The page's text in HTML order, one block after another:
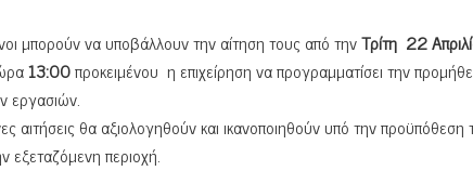
μπορούν να υποβάλλουν την αίτηση τους από τηνΤρίτη 22
13:00προκειμένου η επιχείρηση να προγραμματίσει την
εργασιών.
αιτήσεις θα αξιολογηθούν και ικανοποιηθούν υπό την
εξεταζόμενη περιοχή.